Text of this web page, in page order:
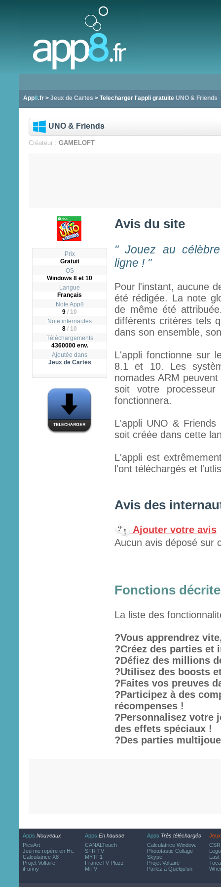
App8.fr > Jeux de Cartes > Telecharger l'appli gratuite UNO & Friends
UNO & Friends
Créateur : GAMELOFT
Prix
Gratuit
OS
Windows 8 et 10
Langue
Français
Note App8
9 / 10
Note internautes
8 / 10
Téléchargements
4360000 env.
Ajoutée dans
Jeux de Cartes
Avis du site
" Jouez au
ligne ! "
Pour l'instant, aucune
été rédigée. La note
de même été
différents critères tels
dans son ensemble,
L'appli fonctionne sur
8.1 et 10. Les
nomades ARM
soit votre
fonctionnera.
L'appli UNO &
soit créée dans cette
L'appli est
l'ont téléchargés et
Avis des
Ajouter votre avis
Aucun avis déposé sur
Fonctions
La liste des
?Vous apprendrez
?Créez des parties et
?Défiez des millions
?Utilisez des boosts
?Faites vos preuves
?Participez à des
récompenses !
?Personnalisez votre
des effets spéciaux !
?Des parties
Apps Nouveaux
PicsArt
Jeu me repère en Hi..
Calculatrice X8
Projet Voltaire
iFunny
Apps En hausse
CANALTouch
SFR TV
MYTF1
FranceTV Pluzz
MiTV
Apps Très téléchargés
Calculatrice Window..
Phototastic Collage
Skype
Projet Voltaire
Parlez à Quelqu'un
Jeux
Last